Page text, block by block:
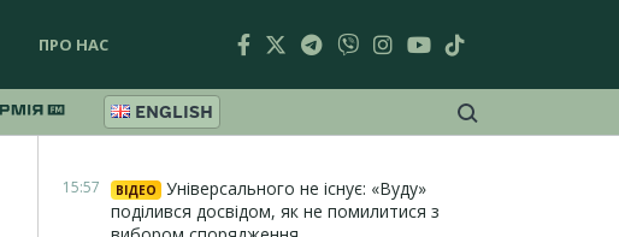
ПРО НАС
ENGLISH
15:57 ВІДЕО
Універсального не існує: «Вуду»
поділився досвідом, як не помилитися з